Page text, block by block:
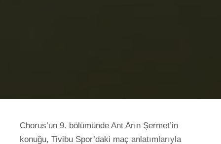
Chorus’un 9. bölümünde Ant Arın Şermet’in
konuğu, Tivibu Spor’daki maç anlatımlarıyla